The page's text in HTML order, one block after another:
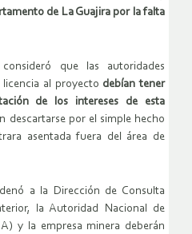
de La Guajira por la falta
que las autoridades
al proyecto debían tener
de los intereses de esta
descartarse por el simple hecho
asentada fuera del área de
a la Dirección de Consulta
la Autoridad Nacional de
y la empresa minera deberán